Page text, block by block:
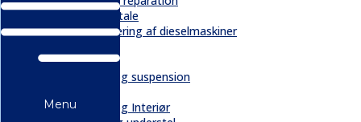
Menu
Serviceaftale
Elektrificering af dieselmaskiner
Bånd
Chassis og suspension
Kabiner og Interiør